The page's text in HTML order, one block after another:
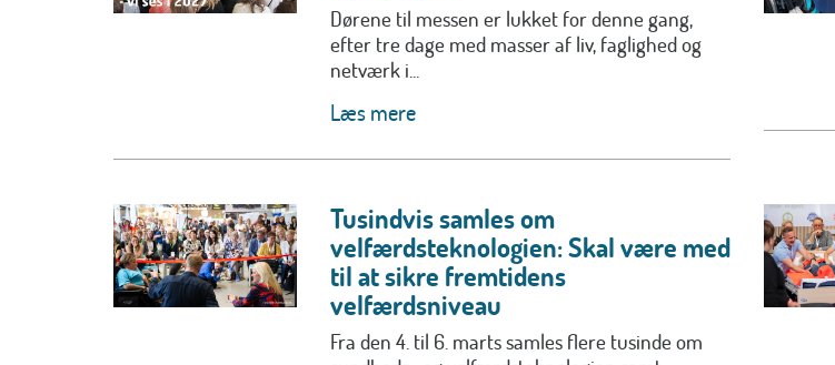
Dørene til messen er lukket for denne gang,
efter tre dage med masser af liv, faglighed og
netværk i...
Læs mere
Tusindvis samles om
velfærdsteknologien: Skal være med
til at sikre fremtidens
velfærdsniveau
Fra den 4. til 6. marts samles flere tusinde om